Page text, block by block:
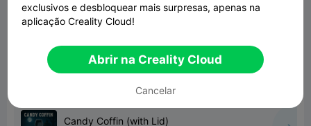
Candy Coffin (with Lid)
exclusivos e desbloquear mais surpresas, apenas na
aplicação Creality Cloud!
Abrir na Creality Cloud
Cancelar